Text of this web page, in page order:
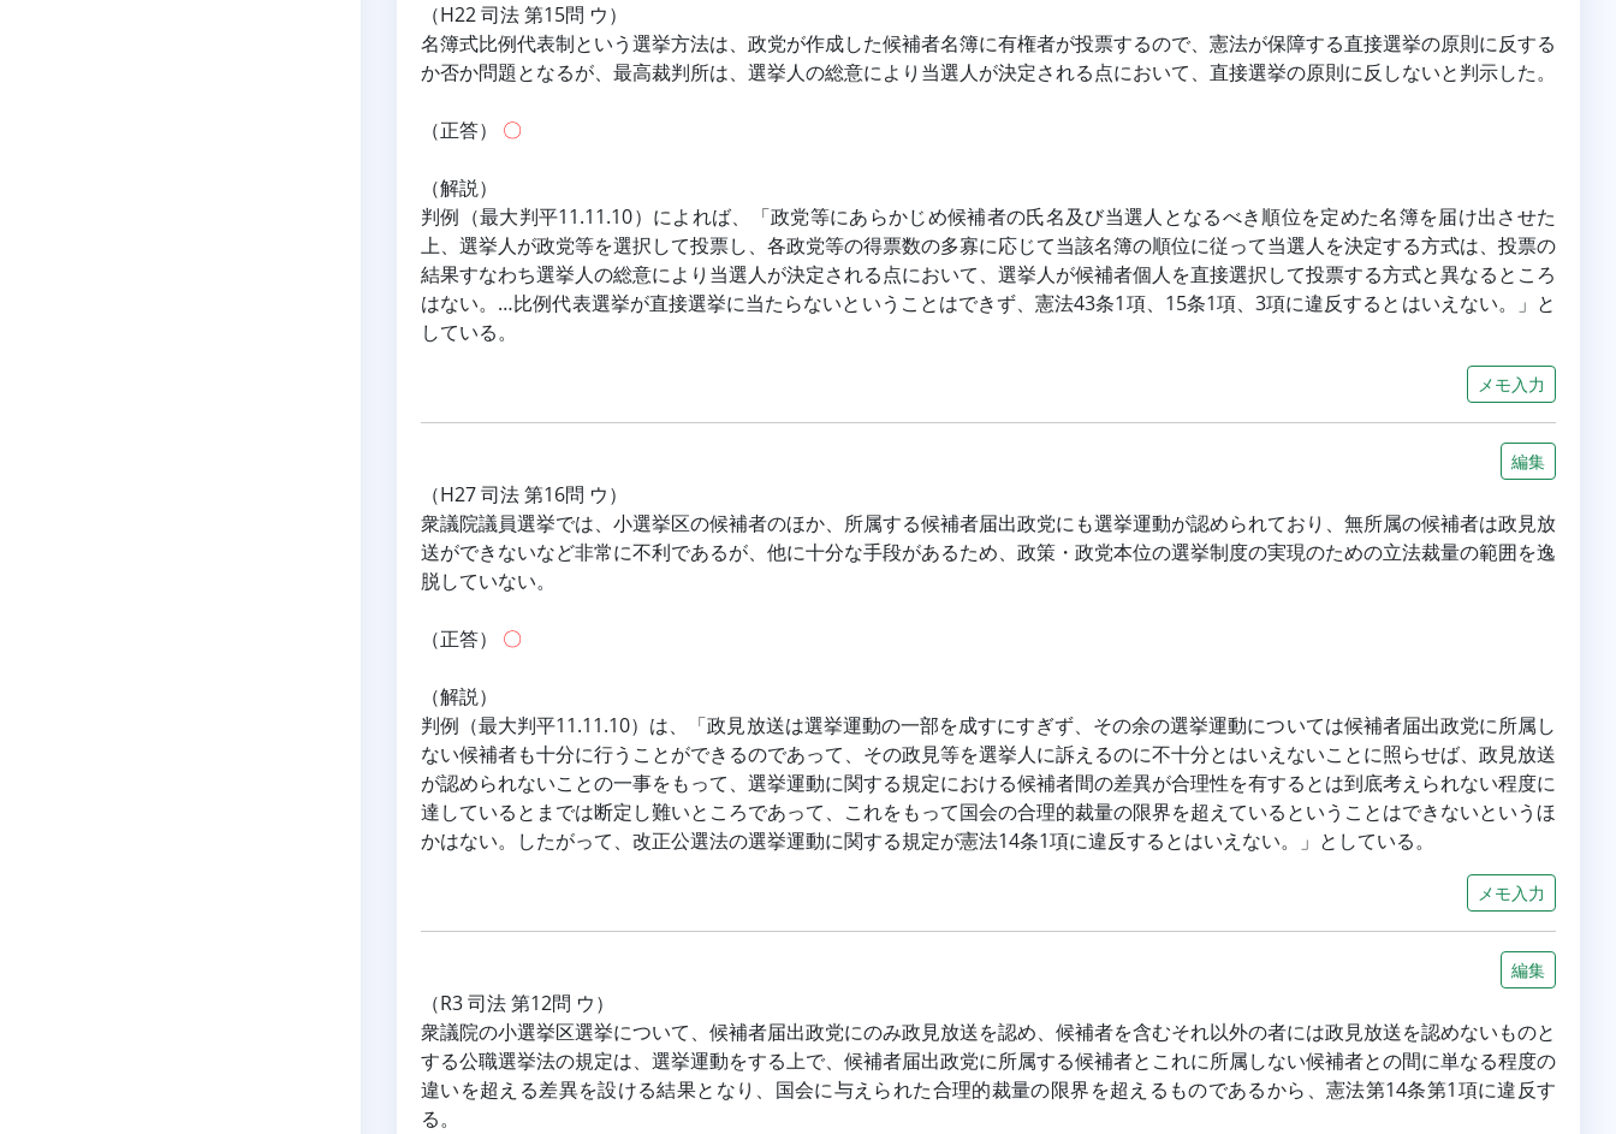
（H22 司法 第15問 ウ）
名簿式比例代表制という選挙方法は、政党が作成した候補者名簿に有権者が投票するので、憲法が保障する直接選挙の原則に反する
か否か問題となるが、最高裁判所は、選挙人の総意により当選人が決定される点において、直接選挙の原則に反しないと判示した。
（正答） 〇
（解説）
判例（最大判平11.11.10）によれば、「政党等にあらかじめ候補者の氏名及び当選人となるべき順位を定めた名簿を届け出させた
上、選挙人が政党等を選択して投票し、各政党等の得票数の多寡に応じて当該名簿の順位に従って当選人を決定する方式は、投票の
結果すなわち選挙人の総意により当選人が決定される点において、選挙人が候補者個人を直接選択して投票する方式と異なるところ
はない。…比例代表選挙が直接選挙に当たらないということはできず、憲法43条1項、15条1項、3項に違反するとはいえない。」と
している。
メモ入力
編集
（H27 司法 第16問 ウ）
衆議院議員選挙では、小選挙区の候補者のほか、所属する候補者届出政党にも選挙運動が認められており、無所属の候補者は政見放
送ができないなど非常に不利であるが、他に十分な手段があるため、政策・政党本位の選挙制度の実現のための立法裁量の範囲を逸
脱していない。
（正答） 〇
（解説）
判例（最大判平11.11.10）は、「政見放送は選挙運動の一部を成すにすぎず、その余の選挙運動については候補者届出政党に所属し
ない候補者も十分に行うことができるのであって、その政見等を選挙人に訴えるのに不十分とはいえないことに照らせば、政見放送
が認められないことの一事をもって、選挙運動に関する規定における候補者間の差異が合理性を有するとは到底考えられない程度に
達しているとまでは断定し難いところであって、これをもって国会の合理的裁量の限界を超えているということはできないというほ
かはない。したがって、改正公選法の選挙運動に関する規定が憲法14条1項に違反するとはいえない。」としている。
メモ入力
編集
（R3 司法 第12問 ウ）
衆議院の小選挙区選挙について、候補者届出政党にのみ政見放送を認め、候補者を含むそれ以外の者には政見放送を認めないものと
する公職選挙法の規定は、選挙運動をする上で、候補者届出政党に所属する候補者とこれに所属しない候補者との間に単なる程度の
違いを超える差異を設ける結果となり、国会に与えられた合理的裁量の限界を超えるものであるから、憲法第14条第1項に違反す
る。